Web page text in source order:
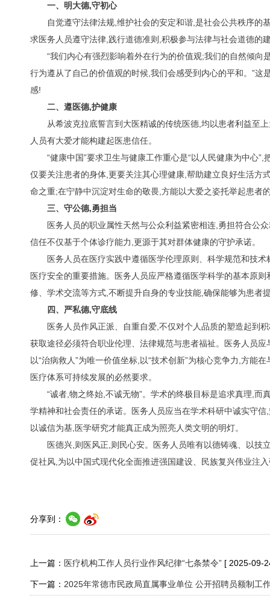
一、明大德,守初心
自觉遵守法律法规,维护社会的安定和谐,是社会公共秩序
求医务人员遵守法律,践行道德准则,积极参与法律与社会道德的
“我们内心有强烈影响着外在行为的价值观;我们的自然倾
行为遵从了自己的价值观的时候,我们会感受到内心的平和。”
感!
二、遵医德,护健康
从希波克拉底誓言到大医精诚的传统医德,均以患者利益至
人员有大爱才能构建起医患信任。
“健康中国”要求卫生与健康工作重心是“以人民健康为中心
仅要关注患者的身体,更要关注其心理健康,帮助建立良好生活方
命之重;在宁静中沉淀对生命的敬畏,方能以大爱之姿托举起患者
三、守公德,勇担当
医务人员的职业属性天然与公众利益紧密相连,勇担符合公
信任不仅基于个体诊疗能力,更源于其对群体健康的守护承诺。
医务人员在医疗实践中遵循医学伦理原则、科学规范和技
医疗安全的重要措施。医务人员应严格遵循医学科学的基本原
修、学术交流等方式,不断提升自身的专业技能,确保能够为患者
四、严私德,守底线
医务人员作风正派、自重自爱,不仅对个人品质的塑造起到
获取途径必须符合职业伦理、法律规范与患者福祉。医务人员
以“治病救人”为唯一价值坐标,以“技术创新”为核心竞争力,方能
医疗体系可持续发展的必然要求。
“诚者,物之终始,不诚无物”。学术的终极目标是追求真理,
学精神和社会责任的承诺。医务人员应当在学术科研中诚实守
以诚信为基,医学研究才能真正成为照亮人类文明的明灯。
医德兴,则医风正,则民心安。医务人员唯有以德铸魂、以
促社风,为以中国式现代化全面推进强国建设、民族复兴伟业注
分享到：
上一篇： 医疗机构工作人员行业作风纪律“七条禁令” [ 2025-09-
下一篇： 2025年常德市民政局直属事业单位 公开招聘员额制工